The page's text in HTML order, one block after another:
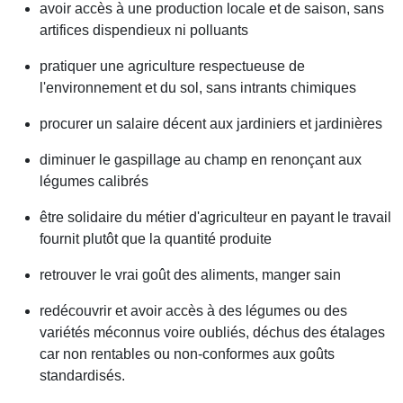
avoir accès à une production locale et de saison, sans
artifices dispendieux ni polluants
pratiquer une agriculture respectueuse de
l'environnement et du sol, sans intrants chimiques
procurer un salaire décent aux jardiniers et jardinières
diminuer le gaspillage au champ en renonçant aux
légumes calibrés
être solidaire du métier d'agriculteur en payant le travail
fournit plutôt que la quantité produite
retrouver le vrai goût des aliments, manger sain
redécouvrir et avoir accès à des légumes ou des
variétés méconnus voire oubliés, déchus des étalages
car non rentables ou non-conformes aux goûts
standardisés.